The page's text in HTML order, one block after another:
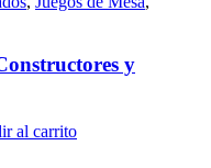
y
al carrito